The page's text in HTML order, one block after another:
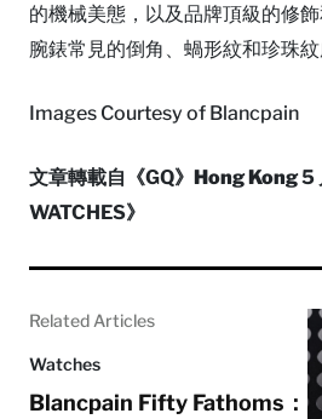
的機械美態，以及品牌頂級的修
腕錶常見的倒角、蝸形紋和珍珠紋
Images Courtesy of Blancpain
文章轉載自《GQ》 Hong Kong5
WATCHES》
Related Articles
Watches
Blancpain Fifty Fathoms：